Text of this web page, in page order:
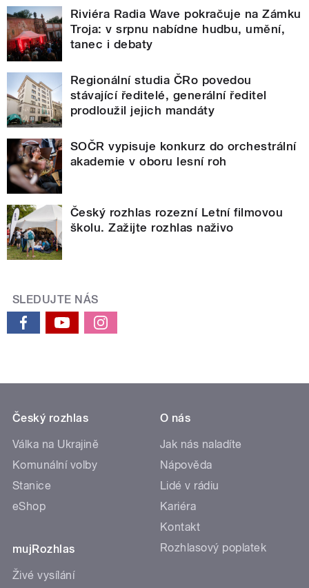
Riviéra Radia Wave pokračuje na Zámku
Troja: v srpnu nabídne hudbu, umění,
tanec i debaty
Regionální studia ČRo povedou
stávající ředitelé, generální ředitel
prodloužil jejich mandáty
SOČR vypisuje konkurz do orchestrální
akademie v oboru lesní roh
Český rozhlas rozezní Letní filmovou
školu. Zažijte rozhlas naživo
SLEDUJTE NÁS
Český rozhlas
Válka na Ukrajině
Komunální volby
Stanice
eShop
mujRozhlas
Živé vysílání
O nás
Jak nás naladíte
Nápověda
Lidé v rádiu
Kariéra
Kontakt
Rozhlasový poplatek